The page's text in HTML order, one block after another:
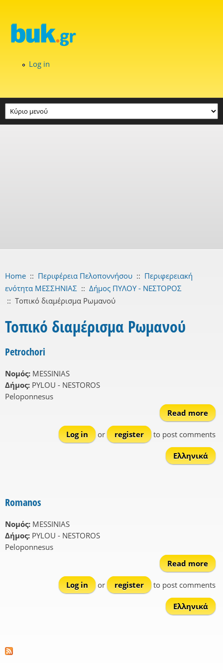
Log in
Home :: Περιφέρεια Πελοποννήσου :: Περιφερειακή
ενότητα ΜΕΣΣΗΝΙΑΣ :: Δήμος ΠΥΛΟΥ - ΝΕΣΤΟΡΟΣ
:: Τοπικό διαμέρισμα Ρωμανού
Τοπικό διαμέρισμα Ρωμανού
Petrochori
Νομός: MESSINIAS
Δήμος: PYLOU - NESTOROS
Peloponnesus
Read more
Log in
or register to post comments
Ελληνικά
Romanos
Νομός: MESSINIAS
Δήμος: PYLOU - NESTOROS
Peloponnesus
Read more
Log in
or register to post comments
Ελληνικά